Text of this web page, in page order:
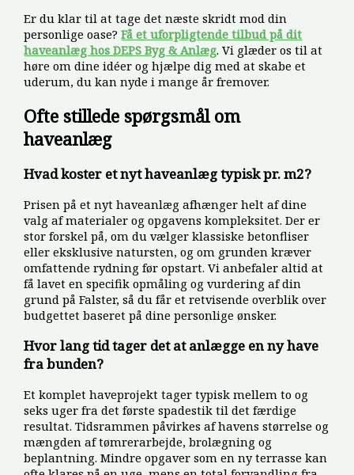
Er du klar til at tage det næste skridt mod din
personlige oase?Få et uforpligtende tilbud på dit
haveanlæg hos DEPS Byg & Anlæg. Vi glæder os til at
høre om dine idéer og hjælpe dig med at skabe et
uderum, du kan nyde i mange år fremover.
Ofte stillede spørgsmål om
haveanlæg
Hvad koster et nyt haveanlæg typisk pr. m2?
Prisen på et nyt haveanlæg afhænger helt af dine
valg af materialer og opgavens kompleksitet. Der er
stor forskel på, om du vælger klassiske betonfliser
eller eksklusive natursten, og om grunden kræver
omfattende rydning før opstart. Vi anbefaler altid at
få lavet en specifik opmåling og vurdering af din
grund på Falster, så du får et retvisende overblik over
budgettet baseret på dine personlige ønsker.
Hvor lang tid tager det at anlægge en ny have
fra bunden?
Et komplet haveprojekt tager typisk mellem to og
seks uger fra det første spadestik til det færdige
resultat. Tidsrammen påvirkes af havens størrelse og
mængden af tømrerarbejde, brolægning og
beplantning. Mindre opgaver som en ny terrasse kan